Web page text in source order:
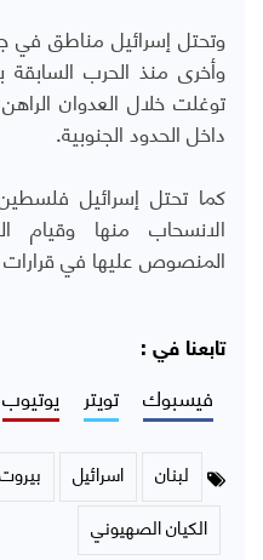
وتحتل إسرائيل مناطق في
داخل الحدود الجنوبية.
كما تحتل إسرائيل
الانسحاب منها وقيام
المنصوص عليها في قرارات
تابعنا في :
فيسبوك تويتر يوتيوب
لبنان اسرائيل بيروت
الكيان الصهيوني